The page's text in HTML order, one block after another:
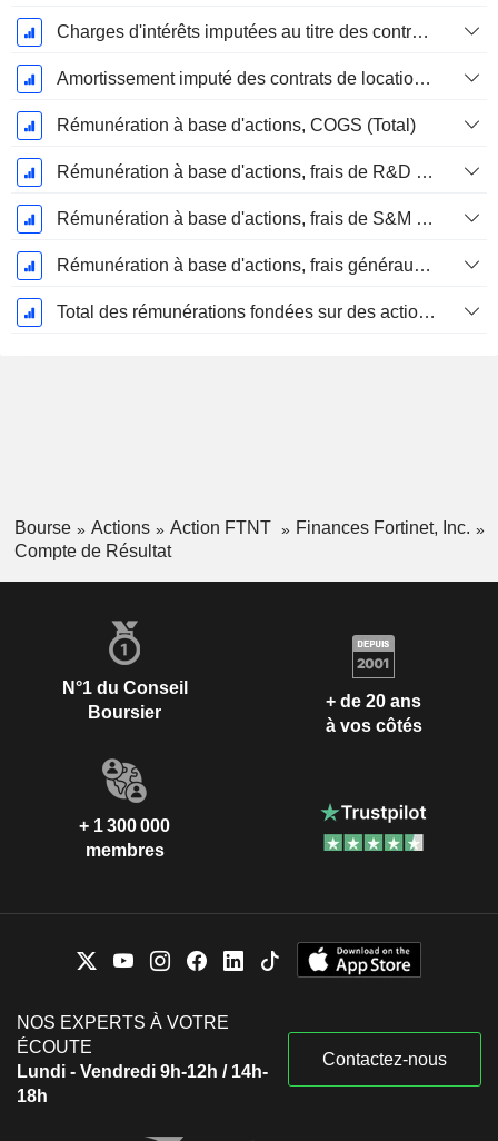
Charges d'intérêts imputées au titre des contrats de location
Amortissement imputé des contrats de location simple
Rémunération à base d'actions, COGS (Total)
Rémunération à base d'actions, frais de R&D (total)
Rémunération à base d'actions, frais de S&M (total)
Rémunération à base d'actions, frais généraux et administratifs (total)
Total des rémunérations fondées sur des actions
Bourse Actions Action FTNT
Finances Fortinet, Inc.
Compte de Résultat
N°1 du Conseil
Boursier
+ de 20 ans
à vos côtés
+ 1 300 000
membres
NOS EXPERTS À VOTRE
ÉCOUTE
Lundi - Vendredi 9h-12h / 14h-
18h
Contactez-nous